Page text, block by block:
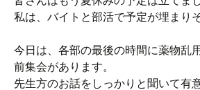
私は、バイトと部活で予定が埋まり
今日は、各部の最後の時間に薬物乱
前集会があります。
先生方のお話をしっかりと聞いて有